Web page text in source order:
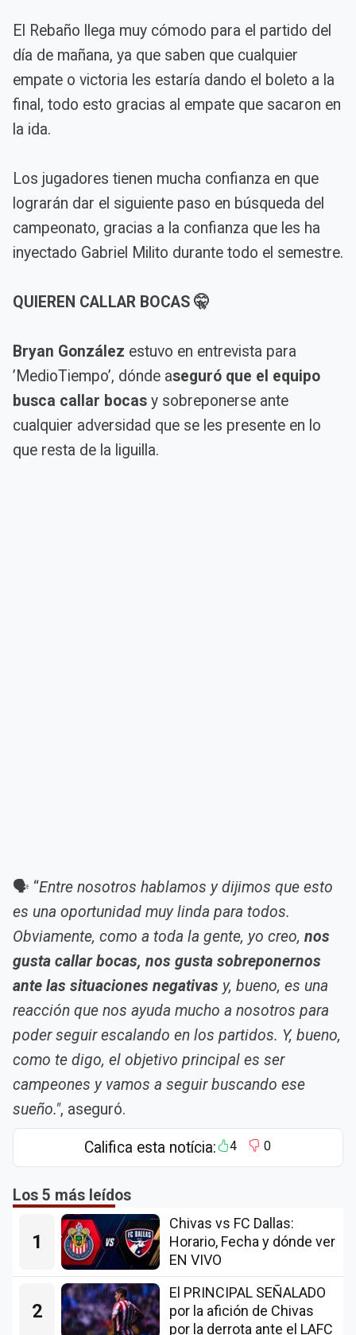
El Rebaño llega muy cómodo para el partido del
día de mañana, ya que saben que cualquier
empate o victoria les estaría dando el boleto a la
final, todo esto gracias al empate que sacaron en
la ida.
Los jugadores tienen mucha confianza en que
lograrán dar el siguiente paso en búsqueda del
campeonato, gracias a la confianza que les ha
inyectado Gabriel Milito durante todo el semestre.
QUIEREN CALLAR BOCAS 🤫
Bryan González estuvo en entrevista para
’MedioTiempo’, dónde aseguró que el equipo
busca callar bocas y sobreponerse ante
cualquier adversidad que se les presente en lo
que resta de la liguilla.
🗣️ “Entre nosotros hablamos y dijimos que esto
es una oportunidad muy linda para todos.
Obviamente, como a toda la gente, yo creo, nos
gusta callar bocas, nos gusta sobreponernos
ante las situaciones negativas y, bueno, es una
reacción que nos ayuda mucho a nosotros para
poder seguir escalando en los partidos. Y, bueno,
como te digo, el objetivo principal es ser
campeones y vamos a seguir buscando ese
sueño.", aseguró.
Califica esta notícia: 4 0
Los 5 más leídos
1
Chivas vs FC Dallas:
Horario, Fecha y dónde ver
EN VIVO
2
El PRINCIPAL SEÑALADO
por la afición de Chivas
por la derrota ante el LAFC